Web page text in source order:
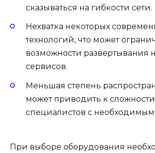
сказываться на гибкости сети.
Нехватка некоторых
технологий, что может
возможности развертывания
сервисов.
Меньшая степень
может приводить к
специалистов с
При выборе оборудования